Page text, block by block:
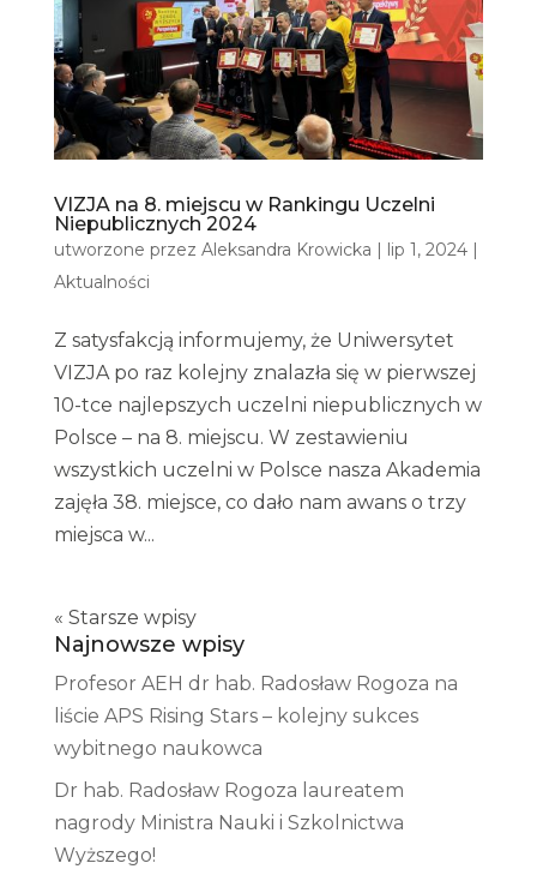
VIZJA na 8. miejscu w Rankingu Uczelni
Niepublicznych 2024
utworzone przez Aleksandra Krowicka | lip 1, 2024|
Aktualności
Z satysfakcją informujemy, że Uniwersytet
VIZJA po raz kolejny znalazła się w pierwszej
10-tce najlepszych uczelni niepublicznych w
Polsce – na 8. miejscu. W zestawieniu
wszystkich uczelni w Polsce nasza Akademia
zajęła 38. miejsce, co dało nam awans o trzy
miejsca w...
« Starsze wpisy
Najnowsze wpisy
Profesor AEH dr hab. Radosław Rogoza na
liście APS Rising Stars – kolejny sukces
wybitnego naukowca
Dr hab. Radosław Rogoza laureatem
nagrody Ministra Nauki i Szkolnictwa
Wyższego!